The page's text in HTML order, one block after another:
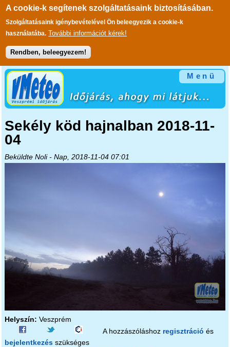
A cookie-k segítenek szolgáltatásaink biztosításában.
Szolgáltatásaink igénybevételével Ön beleegyezik a cookie-k
használatába. További információt kérek!
Rendben, beleegyezem!
Ugrás a tartalomra
Menü
Sekély köd hajnalban 2018-11-
04
Beküldte Noli- Nap, 2018-11-04 07:01
Helyszín: Veszprém
A hozzászóláshoz regisztráció és
bejelentkezés szükséges